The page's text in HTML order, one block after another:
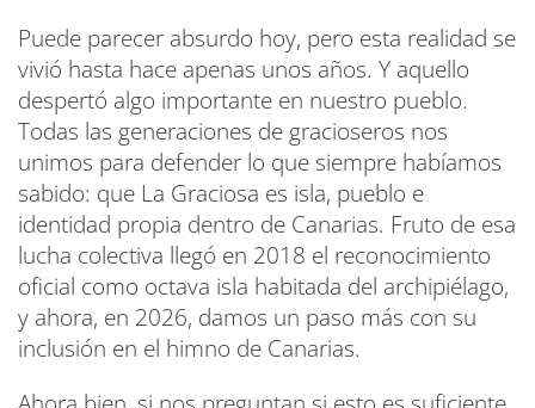
Puede parecer absurdo hoy, pero esta realidad se
vivió hasta hace apenas unos años. Y aquello
despertó algo importante en nuestro pueblo.
Todas las generaciones de gracioseros nos
unimos para defender lo que siempre habíamos
sabido: que La Graciosa es isla, pueblo e
identidad propia dentro de Canarias. Fruto de esa
lucha colectiva llegó en 2018 el reconocimiento
oficial como octava isla habitada del archipiélago,
y ahora, en 2026, damos un paso más con su
inclusión en el himno de Canarias.